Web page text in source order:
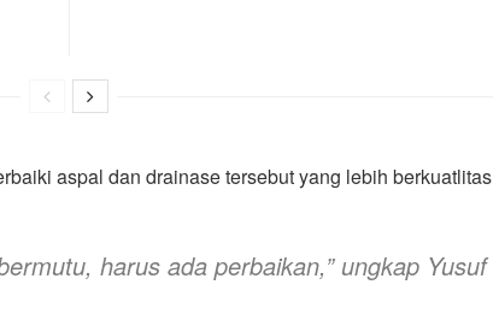
aspal dan drainase tersebut yang lebih berkuatlitas
harus ada perbaikan,” ungkap Yusuf